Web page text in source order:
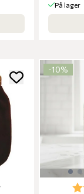
På lager
4.8 av 5 mulige
-10%